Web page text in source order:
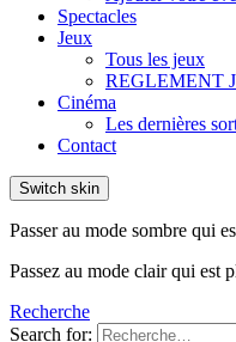
Spectacles
Jeux
Tous les jeux
REGLEMENT
Cinéma
Les dernières
Contact
Switch skin
Passer au mode sombre qui
Passez au mode clair qui est
Recherche
Search for: